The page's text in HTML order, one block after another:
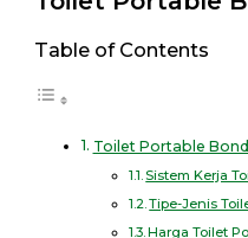
Table of Contents
Toilet Portable
Sistem Kerja
Tipe-Jenis
Harga Toilet